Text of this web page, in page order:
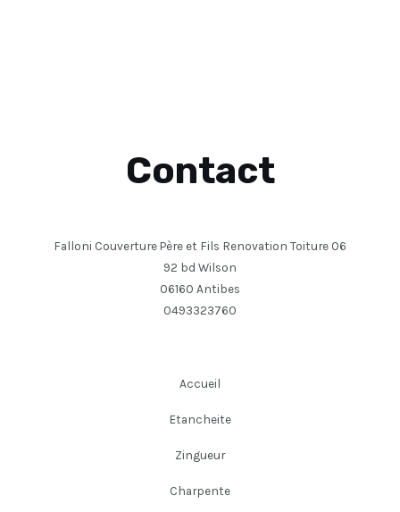
Contact
Falloni Couverture Père et Fils Renovation Toiture 06
92 bd Wilson
06160 Antibes
0493323760
Accueil
Etancheite
Zingueur
Charpente